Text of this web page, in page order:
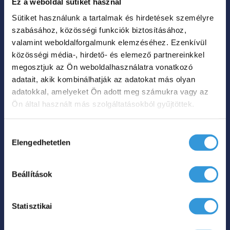
Sütiket használunk a tartalmak és hirdetések személyre
szabásához, közösségi funkciók biztosításához,
valamint weboldalforgalmunk elemzéséhez. Ezenkívül
közösségi média-, hirdető- és elemező partnereinkkel
megosztjuk az Ön weboldalhasználatra vonatkozó
adatait, akik kombinálhatják az adatokat más olyan
adatokkal, amelyeket Ön adott meg számukra vagy az
Ön által használt más szolgáltatásokból gyűjtöttek.
kiválasztása
Elengedhetetlen
Beállítások
Statisztikai
Nem tudott volna dönteni a kádtervezőnk?
Dehogynem, úgy döntött, hogy fogja a
kádtípusokat és ötvözi az előnyeiket:
megkapja a térben álló kádak kompakt
kivitelét. A kád teljes pompájában
érkezik, csak ki kell szednie a dobozból,
vízszintezni, bekötni és már
Szép és modern (a sarokkádak egy
megjelenésében friss és izgalmas),
álló kád,